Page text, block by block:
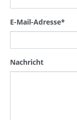
E-Mail-Adresse*
Nachricht